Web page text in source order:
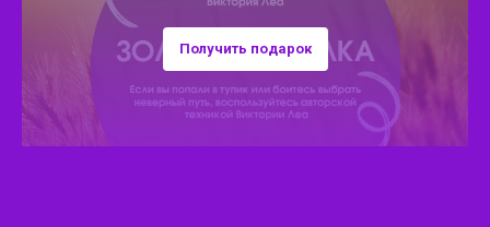
Получить подарок